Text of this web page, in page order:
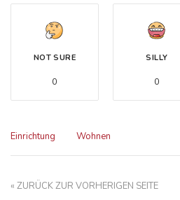
NOT SURE
0
SILLY
0
Einrichtung Wohnen
« ZURÜCK ZUR VORHERIGEN SEITE